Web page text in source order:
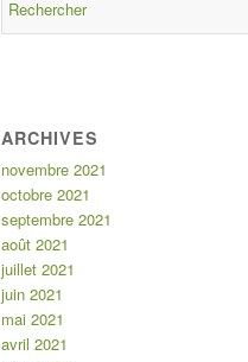
ARCHIVES
novembre 2021
octobre 2021
septembre 2021
août 2021
juillet 2021
juin 2021
mai 2021
avril 2021